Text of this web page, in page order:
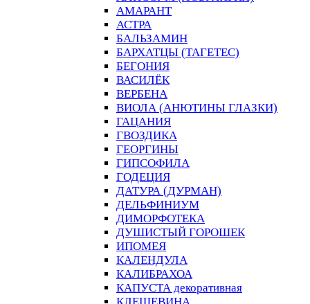
АМАРАНТ
АСТРА
БАЛЬЗАМИН
БАРХАТЦЫ (ТАГЕТЕС)
БЕГОНИЯ
ВАСИЛЁК
ВЕРБЕНА
ВИОЛА (АНЮТИНЫ ГЛАЗКИ)
ГАЦАНИЯ
ГВОЗДИКА
ГЕОРГИНЫ
ГИПСОФИЛА
ГОДЕЦИЯ
ДАТУРА (ДУРМАН)
ДЕЛЬФИНИУМ
ДИМОРФОТЕКА
ДУШИСТЫЙ ГОРОШЕК
ИПОМЕЯ
КАЛЕНДУЛА
КАЛИБРАХОА
КАПУСТА декоративная